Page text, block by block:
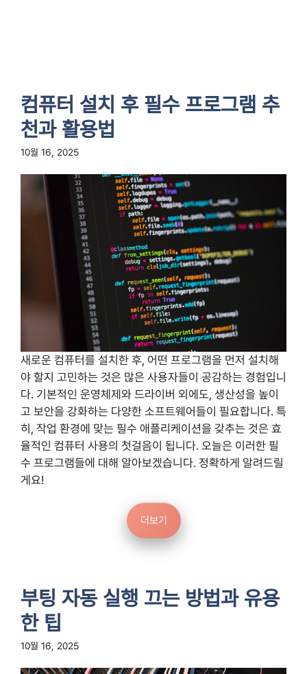
컴퓨터 설치 후 필수 프로그램 추
천과 활용법
10월 16, 2025
새로운 컴퓨터를 설치한 후, 어떤 프로그램을 먼저 설치해
야 할지 고민하는 것은 많은 사용자들이 공감하는 경험입니
다. 기본적인 운영체제와 드라이버 외에도, 생산성을 높이
고 보안을 강화하는 다양한 소프트웨어들이 필요합니다. 특
히, 작업 환경에 맞는 필수 애플리케이션을 갖추는 것은 효
율적인 컴퓨터 사용의 첫걸음이 됩니다. 오늘은 이러한 필
수 프로그램들에 대해 알아보겠습니다. 정확하게 알려드릴
게요!
더보기
부팅 자동 실행 끄는 방법과 유용
한 팁
10월 16, 2025